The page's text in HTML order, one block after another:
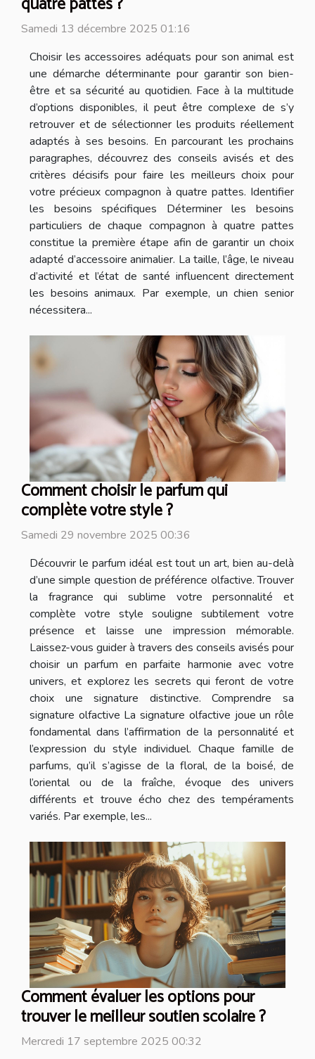
Samedi 13 décembre 2025 01:16
Choisir les accessoires adéquats pour son animal est
une démarche déterminante pour garantir son bien-
être et sa sécurité au quotidien. Face à la multitude
d’options disponibles, il peut être complexe de s’y
retrouver et de sélectionner les produits réellement
adaptés à ses besoins. En parcourant les prochains
paragraphes, découvrez des conseils avisés et des
critères décisifs pour faire les meilleurs choix pour
votre précieux compagnon à quatre pattes. Identifier
les besoins spécifiques Déterminer les besoins
particuliers de chaque compagnon à quatre pattes
constitue la première étape afin de garantir un choix
adapté d’accessoire animalier. La taille, l’âge, le niveau
d’activité et l’état de santé influencent directement
les besoins animaux. Par exemple, un chien senior
nécessitera...
Comment choisir le parfum qui
complète votre style ?
Samedi 29 novembre 2025 00:36
Découvrir le parfum idéal est tout un art, bien au-delà
d’une simple question de préférence olfactive. Trouver
la fragrance qui sublime votre personnalité et
complète votre style souligne subtilement votre
présence et laisse une impression mémorable.
Laissez-vous guider à travers des conseils avisés pour
choisir un parfum en parfaite harmonie avec votre
univers, et explorez les secrets qui feront de votre
choix une signature distinctive. Comprendre sa
signature olfactive La signature olfactive joue un rôle
fondamental dans l’affirmation de la personnalité et
l’expression du style individuel. Chaque famille de
parfums, qu’il s’agisse de la floral, de la boisé, de
l’oriental ou de la fraîche, évoque des univers
différents et trouve écho chez des tempéraments
variés. Par exemple, les...
Comment évaluer les options pour
trouver le meilleur soutien scolaire ?
Mercredi 17 septembre 2025 00:32